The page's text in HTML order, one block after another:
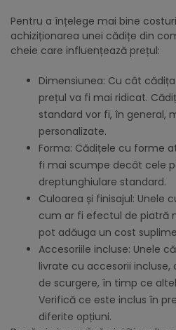
Pentru a înțelege mai bine
achiziționarea unei cădițe din
cheie care influențează prețul:
Dimensiunea: Cu cât
prețul va fi mai ridicat.
standard vor fi, în general,
personalizate.
Forma: Cădițele cu forme
fi mai scumpe decât cele
dreptunghiulare standard.
Culoarea și finisajul: Unele
cum ar fi efectul de piatră
pot adăuga un cost
Accesoriile incluse: Unele
livrate cu accesorii incluse,
de scurgere, în timp ce
Verifică ce este inclus în
diferite opțiuni.